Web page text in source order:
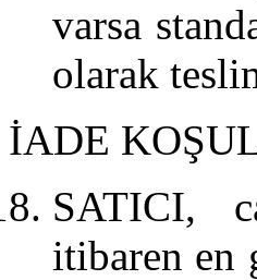
varsa
olarak
İADE
SATICI,
itibaren en